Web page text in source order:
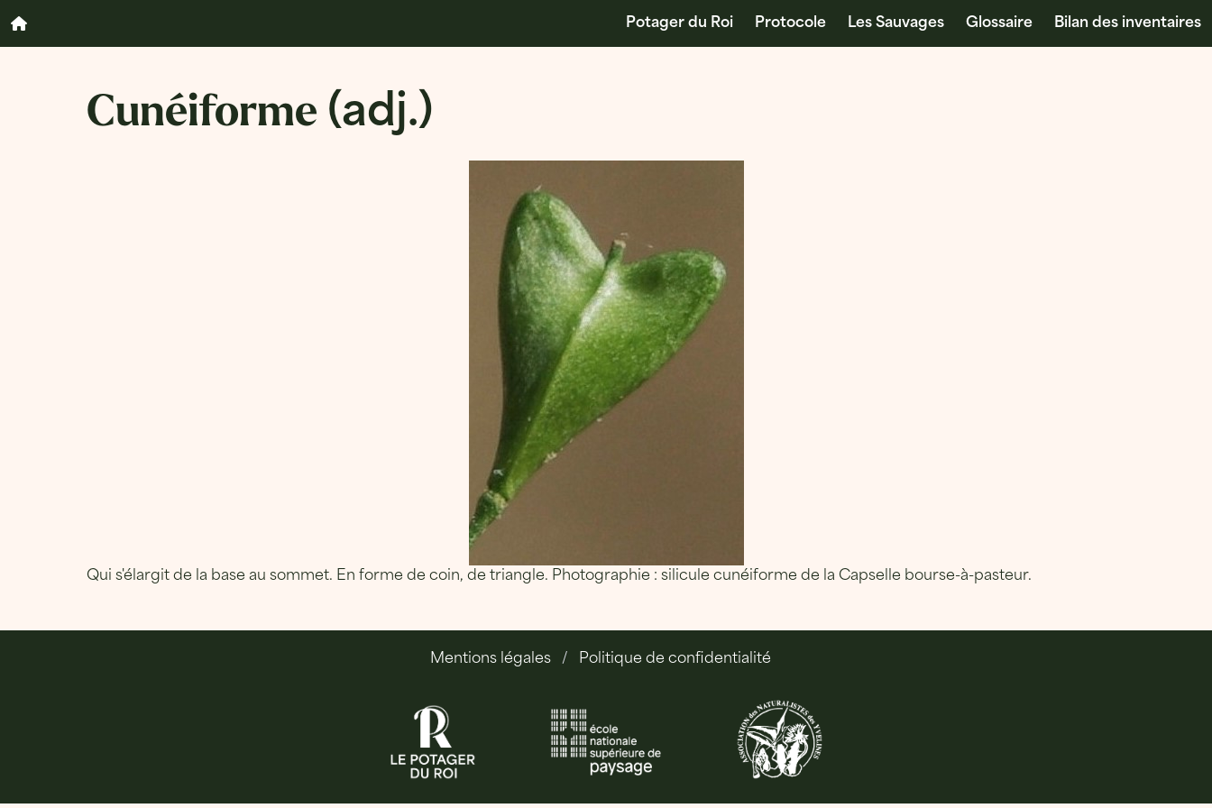
Potager du Roi Protocole Les Sauvages Glossaire Bilan des inventaires
Cunéiforme (adj.)
Qui s'élargit de la base au sommet. En forme de coin, de triangle. Photographie : silicule cunéiforme de la Capselle bourse-à-pasteur.
Mentions légales Politique de confidentialité